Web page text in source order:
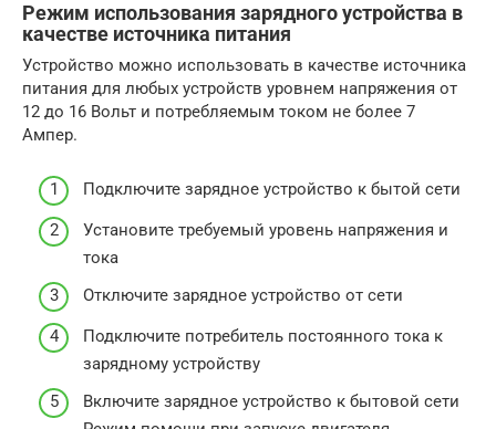
Режим использования зарядного устройства в
качестве источника питания
Устройство можно использовать в качестве источника
питания для любых устройств уровнем напряжения от
12 до 16 Вольт и потребляемым током не более 7
Ампер.
Подключите зарядное устройство к бытой сети
Установите требуемый уровень напряжения и
тока
Отключите зарядное устройство от сети
Подключите потребитель постоянного тока к
зарядному устройству
Включите зарядное устройство к бытовой сети